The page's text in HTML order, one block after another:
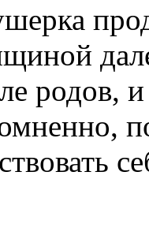
родов,